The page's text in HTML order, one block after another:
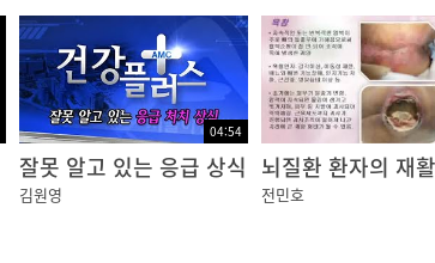
04:54
잘못 알고 있는 응급 상식
김원영 전민호